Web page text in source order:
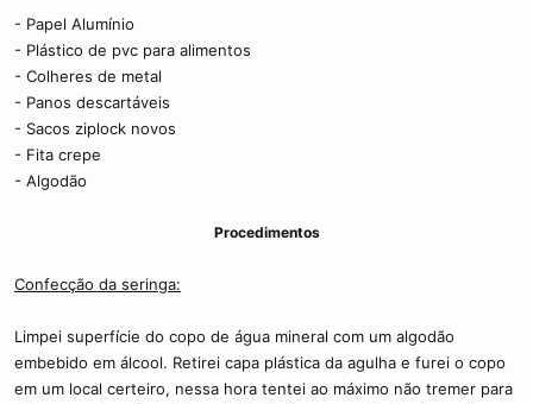
- Papel Alumínio
- Plástico de pvc para alimentos
- Colheres de metal
- Panos descartáveis
- Sacos ziplock novos
- Fita crepe
- Algodão
Procedimentos
Confecção da seringa:
Limpei superfície do copo de água mineral com um algodão
embebido em álcool. Retirei capa plástica da agulha e furei o copo
em um local certeiro, nessa hora tentei ao máximo não tremer para